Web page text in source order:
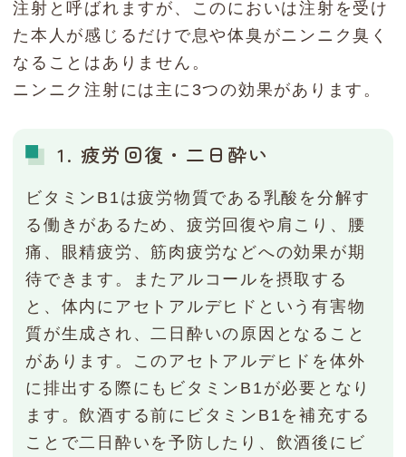
注射と呼ばれますが、このにおいは注射を受け
た本人が感じるだけで息や体臭がニンニク臭く
なることはありません。
ニンニク注射には主に3つの効果があります。
1. 疲労回復・二日酔い
ビタミンB1は疲労物質である乳酸を分解す
る働きがあるため、疲労回復や肩こり、腰
痛、眼精疲労、筋肉疲労などへの効果が期
待できます。またアルコールを摂取する
と、体内にアセトアルデヒドという有害物
質が生成され、二日酔いの原因となること
があります。このアセトアルデヒドを体外
に排出する際にもビタミンB1が必要となり
ます。飲酒する前にビタミンB1を補充する
ことで二日酔いを予防したり、飲酒後にビ